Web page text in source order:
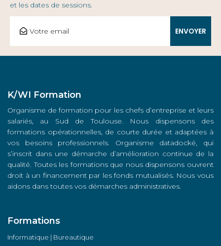
et les dates de sessions.
K/WI Formation
Organisme de formation pour les chefs d’entreprise et leurs
salariés, au Sud de Toulouse. Nous dispensons des
formations opérationnelles, de courte durée et adaptées à
vos besoins professionnels. Organisme datadocké, qui
s’inscrit dans une démarche d’amélioration continue de la
qualité. Toutes les formations que nous dispensons ouvrent
droit à un financement par les fonds mutualisés. Nous vous
aidons dans toutes vos démarches administratives.
Formations
Informatique | Bureautique